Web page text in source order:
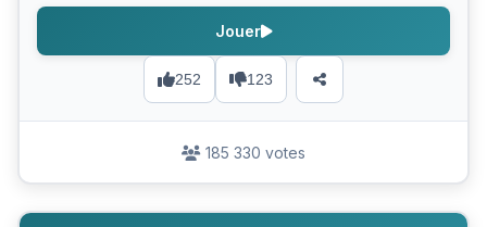
252 123
Jouer
185 330 votes